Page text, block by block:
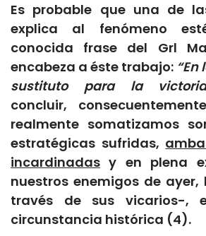
Es probable que una de
explica al fenómeno
conocida frase del Grl
encabeza a éste trabajo: “En
sustituto para la
concluir,
realmente somatizamos
estratégicas sufridas,
incardinadas y en plena
nuestros enemigos de
través de sus vicarios-,
circunstancia histórica (4).